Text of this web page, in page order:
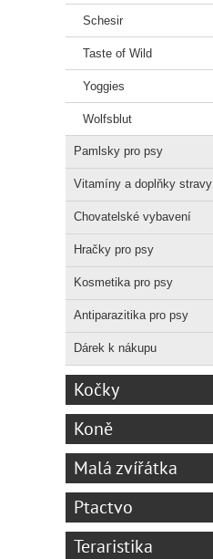
Schesir
Taste of Wild
Yoggies
Wolfsblut
Pamlsky pro psy
Vitamíny a doplňky stravy
Chovatelské vybavení
Hračky pro psy
Kosmetika pro psy
Antiparazitika pro psy
Dárek k nákupu
Kočky
Koně
Malá zvířátka
Ptactvo
Teraristika